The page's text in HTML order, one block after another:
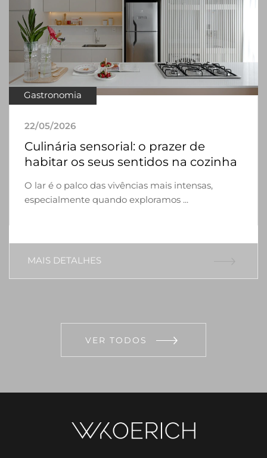
Gastronomia
22/05/2026
Culinária sensorial: o prazer de
habitar os seus sentidos na cozinha
O lar é o palco das vivências mais intensas,
especialmente quando exploramos ...
MAIS DETALHES
VER TODOS